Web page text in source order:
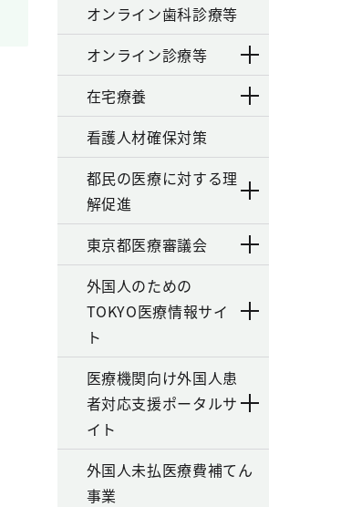
オンライン歯科診療等
オンライン診療等
在宅療養
看護人材確保対策
都民の医療に対する理
解促進
東京都医療審議会
外国人のための
TOKYO医療情報サイ
ト
医療機関向け外国人患
者対応支援ポータルサ
イト
外国人未払医療費補てん
事業